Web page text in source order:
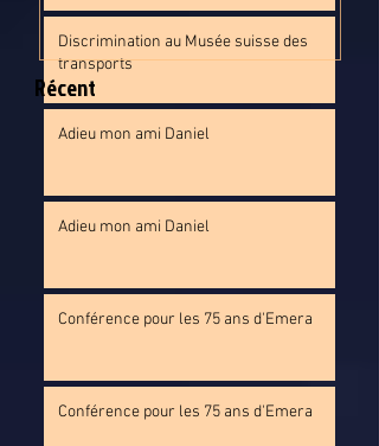
Discrimination au Musée suisse des
transports
Adieu mon ami Daniel
Adieu mon ami Daniel
Conférence pour les 75 ans d'Emera
Conférence pour les 75 ans d'Emera
Récent